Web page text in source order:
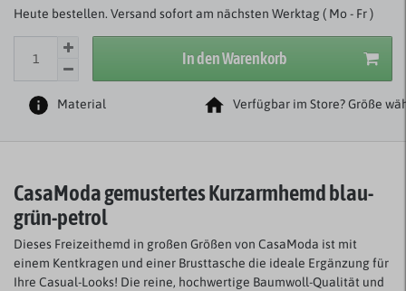
Heute bestellen. Versand sofort am nächsten Werktag ( Mo - Fr )
In den Warenkorb
Material Verfügbar im Store? Größe
CasaModa gemustertes Kurzarmhemd blau-
grün-petrol
Dieses Freizeithemd in großen Größen von CasaModa ist mit
einem Kentkragen und einer Brusttasche die ideale Ergänzung für
Ihre Casual-Looks! Die reine, hochwertige Baumwoll-Qualität und